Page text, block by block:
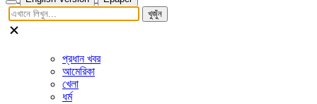
খুজুঁন
প্রধান খবর
আমেরিকা
খেলা
ধর্ম